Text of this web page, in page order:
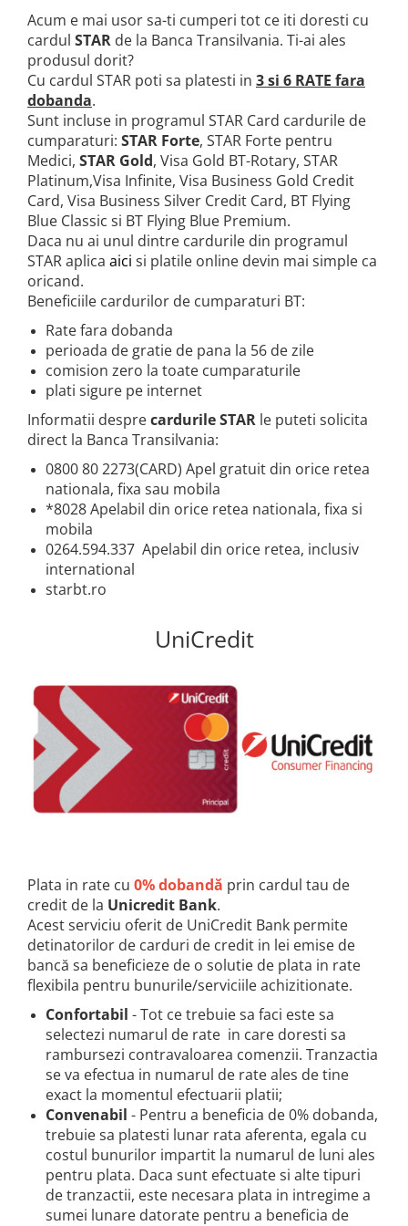
➔ Cu Volan
➔ Fara Permis
➔ 4000W
⬇ MARCI
➔ Volta
➔ Kuba
➔ Jinpeng/AMR
➔ RDB
➔ Ruris
➔ Arora
PIESE DE SCHIMB
Baterii
Cauciucuri
Controllere
Incarcatoare
ACCESORII
Huse
Toate accesoriile la Triciclete
Masini Electrice
Masina Electrica RDB
Masina Electrica Arora
Masina Electrica 25 km/h
Masina Electrica 2 Locuri fara
Cu 2 Roti
Cu 3 Roti
Cu 3 Roti fara Permis
Cu 4 Roti
Cu Pedale
Fara Permis
50 km/h
Chopper
Harley
⬇ MARCI
➔ Geeli
➔ RDB
➔ Volta
➔ Z-Tech
➔ Kuba
PIESE DE SCHIMB
Acceleratii
Baterii
Baterii 48V
Baterii 60V
Acum e mai usor sa-ti cumperi tot ce iti doresti cu
cardul STAR de la Banca Transilvania. Ti-ai ales
produsul dorit?
Cu cardul STAR poti sa platesti in 3 si 6 RATE fara
dobanda.
Sunt incluse in programul STAR Card cardurile de
cumparaturi: STAR Forte, STAR Forte pentru
Medici, STAR Gold, Visa Gold BT-Rotary, STAR
Platinum,Visa Infinite, Visa Business Gold Credit
Card, Visa Business Silver Credit Card, BT Flying
Blue Classic si BT Flying Blue Premium.
Daca nu ai unul dintre cardurile din programul
STAR aplica aici si platile online devin mai simple ca
oricand.
Beneficiile cardurilor de cumparaturi BT:
Rate fara dobanda
perioada de gratie de pana la 56 de zile
comision zero la toate cumparaturile
plati sigure pe internet
Informatii desprecardurile STAR le puteti solicita
direct la Banca Transilvania:
0800 80 2273(CARD) Apel gratuit din orice retea
nationala, fixa sau mobila
*8028 Apelabil din orice retea nationala, fixa si
mobila
0264.594.337 Apelabil din orice retea, inclusiv
international
starbt.ro
UniCredit
Plata in rate cu 0% dobandă prin cardul tau de
credit de la Unicredit Bank.
Acest serviciu oferit de UniCredit Bank permite
detinatorilor de carduri de credit in lei emise de
bancă sa beneficieze de o solutie de plata in rate
flexibila pentru bunurile/serviciile achizitionate.
Confortabil - Tot ce trebuie sa faci este sa
selectezi numarul de rate in care doresti sa
rambursezi contravaloarea comenzii. Tranzactia
se va efectua in numarul de rate ales de tine
exact la momentul efectuarii platii;
Convenabil - Pentru a beneficia de 0% dobanda,
trebuie sa platesti lunar rata aferenta, egala cu
costul bunurilor impartit la numarul de luni ales
pentru plata. Daca sunt efectuate si alte tipuri
de tranzactii, este necesara plata in intregime a
sumei lunare datorate pentru a beneficia de